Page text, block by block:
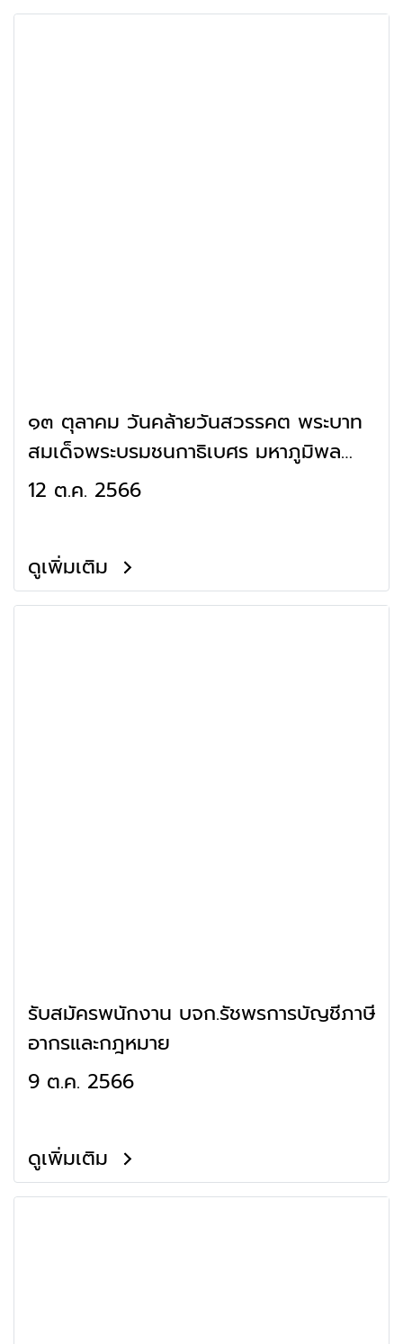
๑๓ ตุลาคม วันคล้ายวันสวรรคต พระบาท
สมเด็จพระบรมชนกาธิเบศร มหาภูมิพล
อดุลยเดชมหาราช บรมนาถบพิตร
12 ต.ค. 2566
ดูเพิ่มเติม
รับสมัครพนักงาน บจก.รัชพรการบัญชีภาษี
อากรและกฎหมาย
9 ต.ค. 2566
ดูเพิ่มเติม